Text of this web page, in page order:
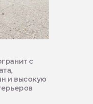
с
и высокую